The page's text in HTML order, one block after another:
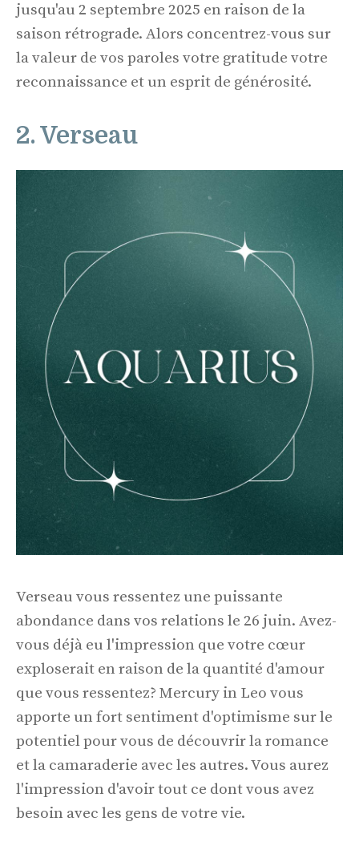
jusqu'au 2 septembre 2025 en raison de la
saison rétrograde. Alors concentrez-vous sur
la valeur de vos paroles votre gratitude votre
reconnaissance et un esprit de générosité.
2. Verseau
Verseau vous ressentez une puissante
abondance dans vos relations le 26 juin. Avez-
vous déjà eu l'impression que votre cœur
exploserait en raison de la quantité d'amour
que vous ressentez? Mercury in Leo vous
apporte un fort sentiment d'optimisme sur le
potentiel pour vous de découvrir la romance
et la camaraderie avec les autres. Vous aurez
l'impression d'avoir tout ce dont vous avez
besoin avec les gens de votre vie.